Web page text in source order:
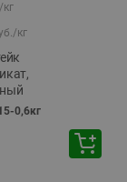
кг
кг
0,6кг